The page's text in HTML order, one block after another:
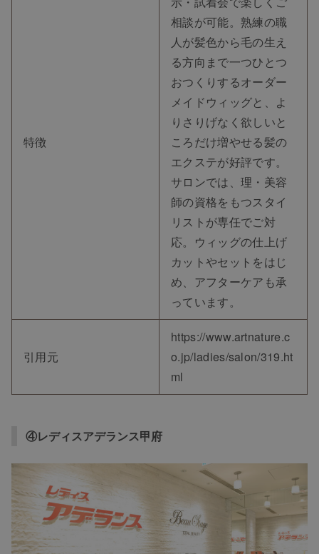
特徴
相談が可能。熟練の職
人が髪色から毛の生え
る方向まで一つひとつ
おつくりするオーダー
メイドウィッグと、よ
りさりげなく欲しいと
ころだけ増やせる髪の
エクステが好評です。
サロンでは、理・美容
師の資格をもつスタイ
リストが専任でご対
応。ウィッグの仕上げ
カットやセットをはじ
め、アフターケアも承
っています。
引用元
https://www.artnature.c
o.jp/ladies/salon/319.ht
ml
④レディスアデランス甲府